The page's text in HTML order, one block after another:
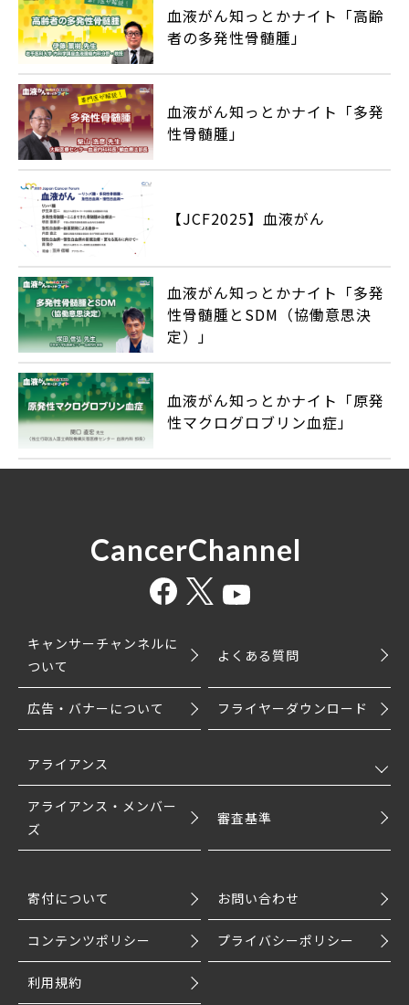
血液がん知っとかナイト「高齢
者の多発性骨髄腫」
血液がん知っとかナイト「多発
性骨髄腫」
【JCF2025】血液がん
血液がん知っとかナイト「多発
性骨髄腫とSDM（協働意思決
定）」
血液がん知っとかナイト「原発
性マクログロブリン血症」
CancerChannel
キャンサーチャンネルに
ついて
よくある質問
広告・バナーについて フライヤーダウンロード
アライアンス
アライアンス・メンバー
ズ
審査基準
寄付について お問い合わせ
コンテンツポリシー プライバシーポリシー
利用規約